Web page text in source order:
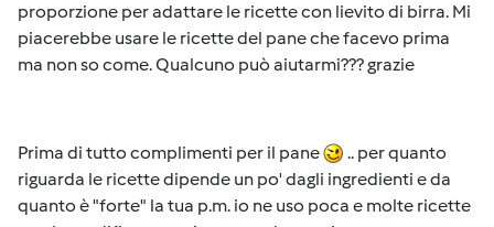
proporzione per adattare le ricette con lievito di birra. Mi
piacerebbe usare le ricette del pane che facevo prima
ma non so come. Qualcuno può aiutarmi??? grazie
Prima di tutto complimenti per il pane
.. per quanto
riguarda le ricette dipende un po' dagli ingredienti e da
quanto è "forte" la tua p.m. io ne uso poca e molte ricette